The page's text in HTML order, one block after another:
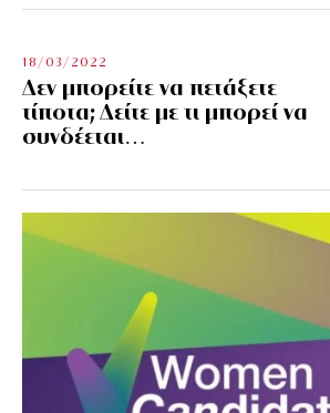
18/03/2022
Δεν μπορείτε να πετάξετε
τίποτα; Δείτε με τι μπορεί να
συνδέεται…